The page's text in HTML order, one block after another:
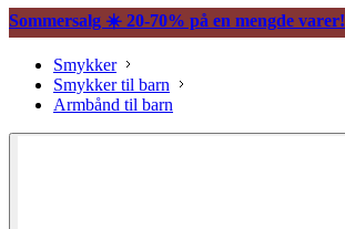
Sommersalg ☀️ 20-70% på en mengde varer!
Smykker
Smykker til barn
Armbånd til barn